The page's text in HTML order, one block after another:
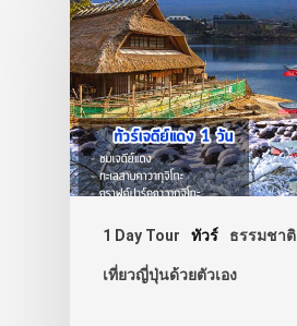
1 Day Tour ทัวร์ ธรรมชาติ
เที่ยวญี่ปุ่นด้วยตัวเอง